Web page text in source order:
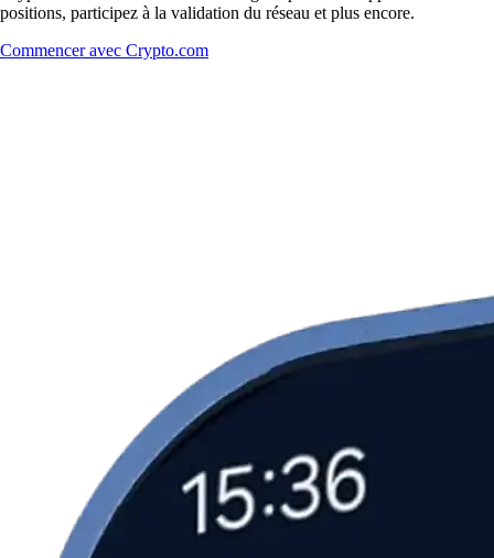
positions, participez à la validation du réseau et plus encore.
Commencer avec Crypto.com